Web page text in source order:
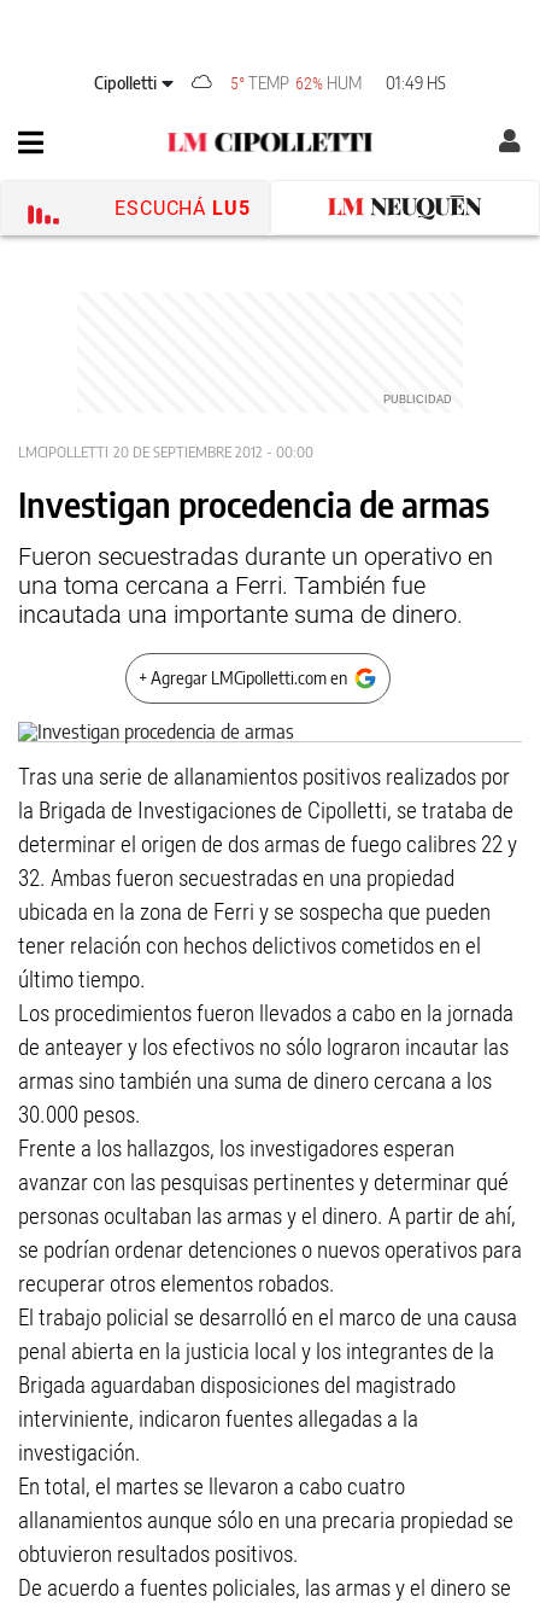
Cipolletti 5° TEMP 62% HUM 01:49 HS
ESCUCHÁ LU5
LMCIPOLLETTI 20 DE SEPTIEMBRE 2012 - 00:00
Investigan procedencia de armas
Fueron secuestradas durante un operativo en
una toma cercana a Ferri. También fue
incautada una importante suma de dinero.
+ Agregar LMCipolletti.com en
Tras una serie de allanamientos positivos realizados por
la Brigada de Investigaciones de Cipolletti, se trataba de
determinar el origen de dos armas de fuego calibres 22 y
32. Ambas fueron secuestradas en una propiedad
ubicada en la zona de Ferri y se sospecha que pueden
tener relación con hechos delictivos cometidos en el
último tiempo.
Los procedimientos fueron llevados a cabo en la jornada
de anteayer y los efectivos no sólo lograron incautar las
armas sino también una suma de dinero cercana a los
30.000 pesos.
Frente a los hallazgos, los investigadores esperan
avanzar con las pesquisas pertinentes y determinar qué
personas ocultaban las armas y el dinero. A partir de ahí,
se podrían ordenar detenciones o nuevos operativos para
recuperar otros elementos robados.
El trabajo policial se desarrolló en el marco de una causa
penal abierta en la justicia local y los integrantes de la
Brigada aguardaban disposiciones del magistrado
interviniente, indicaron fuentes allegadas a la
investigación.
En total, el martes se llevaron a cabo cuatro
allanamientos aunque sólo en una precaria propiedad se
obtuvieron resultados positivos.
De acuerdo a fuentes policiales, las armas y el dinero se